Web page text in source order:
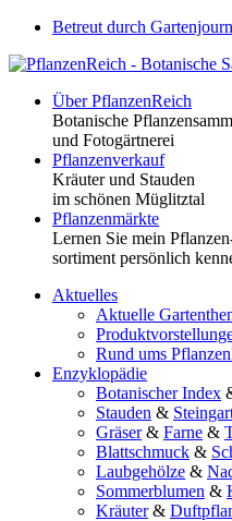
Betreut durch
Über PflanzenReich
Botanische
und Fotogärtnerei
Pflanzenverkauf
Kräuter und Stauden
im schönen Müglitztal
Pflanzenmärkte
Lernen Sie mein
sortiment persönlich
Aktuelles
Aktuelle
Rund ums
Enzyklopädie
Botanischer Index
Stauden &
Gräser& Farne &
Blattschmuck &
Laubgehölze &
Sommerblumen &
Kräuter&